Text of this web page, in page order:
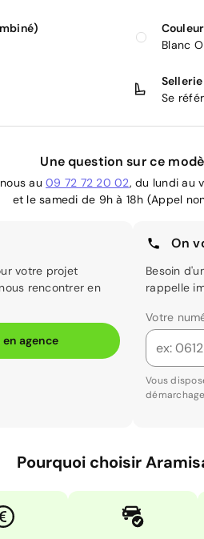
Couleur
Blanc
Sellerie
Se
Une question sur ce
au 09 72 72 20 02, du lundi au
et le samedi de 9h à 18h (Appel
votre projet
rencontrer en
agence
On
Besoin
rappelle
Votre
Vous
Pourquoi choisir